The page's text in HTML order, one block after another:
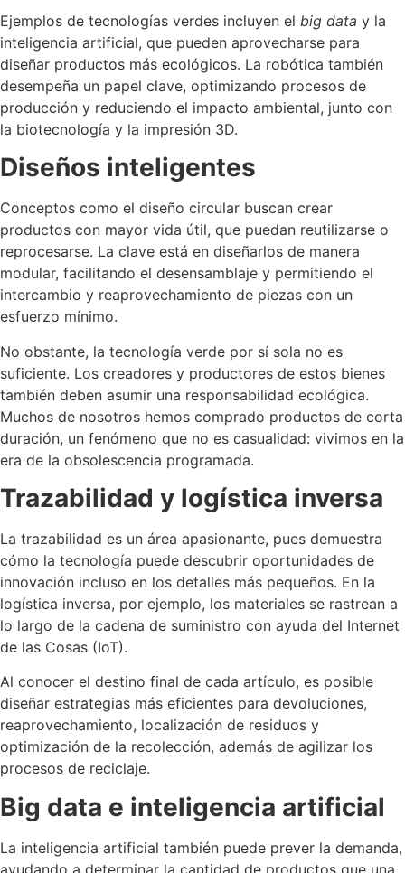
Ejemplos de tecnologías verdes incluyen el big data y la
inteligencia artificial, que pueden aprovecharse para
diseñar productos más ecológicos. La robótica también
desempeña un papel clave, optimizando procesos de
producción y reduciendo el impacto ambiental, junto con
la biotecnología y la impresión 3D.
Diseños inteligentes
Conceptos como el diseño circular buscan crear
productos con mayor vida útil, que puedan reutilizarse o
reprocesarse. La clave está en diseñarlos de manera
modular, facilitando el desensamblaje y permitiendo el
intercambio y reaprovechamiento de piezas con un
esfuerzo mínimo.
No obstante, la tecnología verde por sí sola no es
suficiente. Los creadores y productores de estos bienes
también deben asumir una responsabilidad ecológica.
Muchos de nosotros hemos comprado productos de corta
duración, un fenómeno que no es casualidad: vivimos en la
era de la obsolescencia programada.
Trazabilidad y logística inversa
La trazabilidad es un área apasionante, pues demuestra
cómo la tecnología puede descubrir oportunidades de
innovación incluso en los detalles más pequeños. En la
logística inversa, por ejemplo, los materiales se rastrean a
lo largo de la cadena de suministro con ayuda del Internet
de las Cosas (IoT).
Al conocer el destino final de cada artículo, es posible
diseñar estrategias más eficientes para devoluciones,
reaprovechamiento, localización de residuos y
optimización de la recolección, además de agilizar los
procesos de reciclaje.
Big data e inteligencia artificial
La inteligencia artificial también puede prever la demanda,
ayudando a determinar la cantidad de productos que una